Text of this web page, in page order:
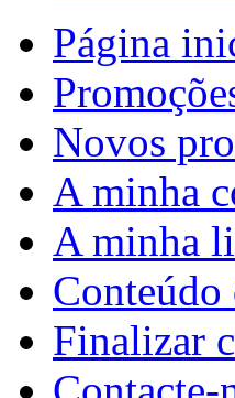
Página
Novos
A minha
A minha
Finalizar